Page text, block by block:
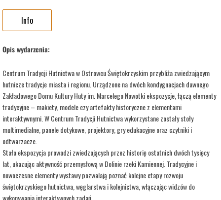
Info
Opis wydarzenia:
Centrum Tradycji Hutnictwa w Ostrowcu Świętokrzyskim przybliża zwiedzającym
hutnicze tradycje miasta i regionu. Urządzone na dwóch kondygnacjach dawnego
Zakładowego Domu Kultury Huty im. Marcelego Nowotki ekspozycje, łączą elementy
tradycyjne – makiety, modele czy artefakty historyczne z elementami
interaktywnymi. W Centrum Tradycji Hutnictwa wykorzystane zostały stoły
multimedialne, panele dotykowe, projektory, gry edukacyjne oraz czytniki i
odtwarzacze.
Stała ekspozycja prowadzi zwiedzających przez historię ostatnich dwóch tysięcy
lat, ukazując aktywność przemysłową w Dolinie rzeki Kamiennej. Tradycyjne i
nowoczesne elementy wystawy pozwalają poznać kolejne etapy rozwoju
świętokrzyskiego hutnictwa, węglarstwa i kolejnictwa, włączając widzów do
wykonywania interaktywnych zadań.